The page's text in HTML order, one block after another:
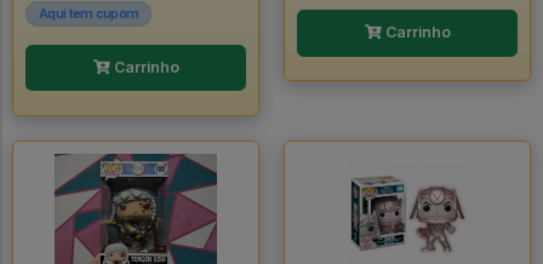
Aqui tem cupom
Carrinho
Carrinho